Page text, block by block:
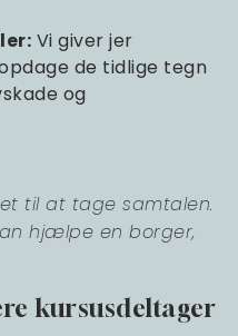
Vi giver jer
de tidlige tegn
og
til at tage samtalen.
hjælpe en borger,
kursusdeltager